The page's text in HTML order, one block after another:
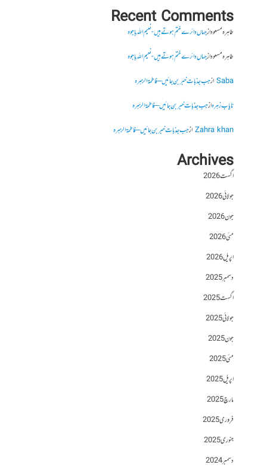
Recent Comments
طاہرہ مسعودازجہاں دائرے ختم ہوتے ہیں- نعیم اللہ باجوہ
طاہرہ مسعودازجہاں دائرے ختم ہوتے ہیں- نعیم اللہ باجوہ
Sabaازجب جذبات خبر بن جائیں – فاطمۃالزہرہ
نایاب زہرہازجب جذبات خبر بن جائیں – فاطمۃالزہرہ
Zahra khanازجب جذبات خبر بن جائیں – فاطمۃالزہرہ
Archives
اگست 2026
جولائی 2026
جون 2026
مئی 2026
اپریل 2026
دسمبر 2025
اگست 2025
جولائی 2025
جون 2025
مئی 2025
اپریل 2025
مارچ 2025
فروری 2025
جنوری 2025
دسمبر 2024